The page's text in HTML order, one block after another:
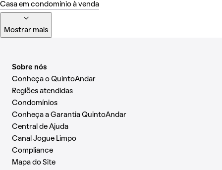
Casa em condomínio à venda
Mostrar mais
Sobre nós
Conheça o QuintoAndar
Regiões atendidas
Condomínios
Conheça a Garantia QuintoAndar
Central de Ajuda
Canal Jogue Limpo
Compliance
Mapa do Site